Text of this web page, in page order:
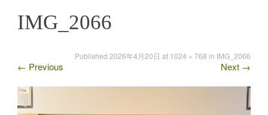
content
IMG_2066
Published 2026年4月20日 at 1024 × 768 in IMG_2066
← Previous Next →